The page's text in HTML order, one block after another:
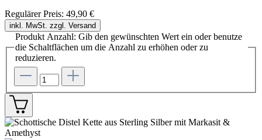
Regulärer Preis: 49,90 €
inkl. MwSt. zzgl. Versand
Produkt Anzahl: Gib den gewünschten Wert ein oder benutze
die Schaltflächen um die Anzahl zu erhöhen oder zu
reduzieren.